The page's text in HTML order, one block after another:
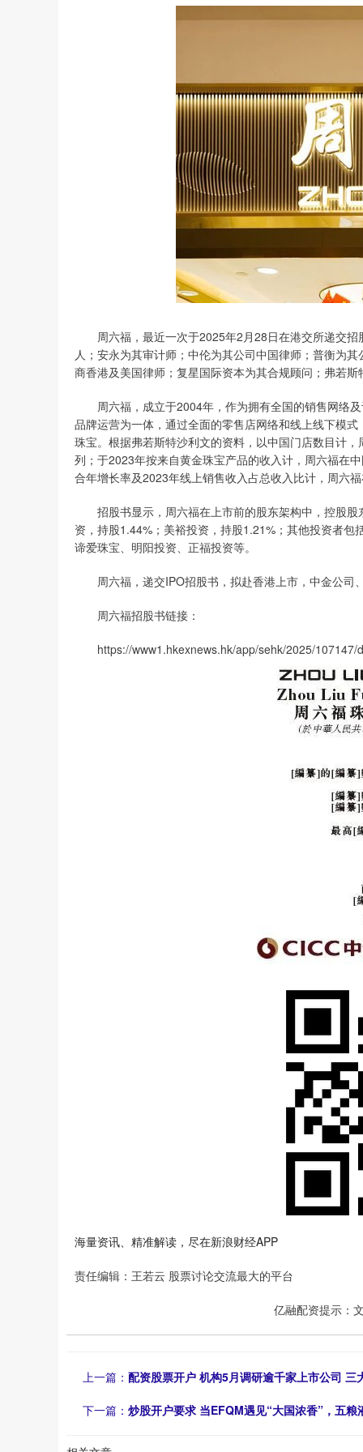
周六福，最近一次于2025年2月28日在港交所递交招
人；安永为其审计师；中伦为其公司中国律师；普衡为
商香港及美国律师；复星国际资本为其合规顾问；弗若
周六福，成立于2004年，作为拥有全国的销售网络及
品牌运营为一体，通过全面的零售店网络和线上线下模
珠宝。根据弗若斯特沙利文的资料，以中国门店数目计
列；于2023年按来自黄金珠宝产品的收入计，周六福在
合年增长率及2023年线上销售收入占总收入比计，周六
招股书显示，周六福在上市前的股东架构中，控股股
资，持股1.44%；美裕投资，持股1.21%；其他投资者
谛爱珠宝、明阳投资、正福投资等。
周六福，递交IPO招股书，拟赴香港上市，中金公司
周六福招股书链接：
https://www1.hkexnews.hk/app/sehk/2025/107147/
海量资讯、精准解读，尽在新浪财经APP
责任编辑：王若云 股票讨论交流最大的平台
亿融配资提示：
上一篇： 配资股票开户 机构5月调研逾千家上市公司 三
下一篇： 炒股开户要求 当EFQM遇见“大国浓香”，五